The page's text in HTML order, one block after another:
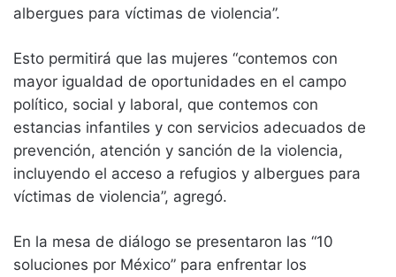
albergues para víctimas de violencia”.
Esto permitirá que las mujeres “contemos con
mayor igualdad de oportunidades en el campo
político, social y laboral, que contemos con
estancias infantiles y con servicios adecuados de
prevención, atención y sanción de la violencia,
incluyendo el acceso a refugios y albergues para
víctimas de violencia”, agregó.
En la mesa de diálogo se presentaron las “10
soluciones por México” para enfrentar los